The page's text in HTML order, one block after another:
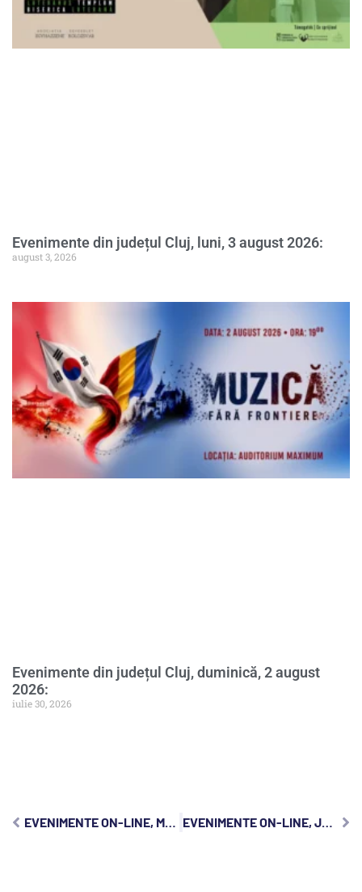
Evenimente din județul Cluj, luni, 3 august 2026:
august 3, 2026
Evenimente din județul Cluj, duminică, 2 august
2026:
iulie 30, 2026
EVENIMENTE ON-LINE, MARȚI, 9 MARTIE 2021 EVENIMENTE ON-LINE, JOI, 11 MARTIE 2021